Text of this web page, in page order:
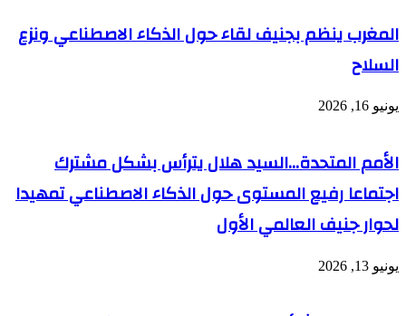
بالكامل
المغرب ينظم بجنيف لقاء حول الذكاء الاصطناعي ونزع
السلاح
يونيو 16, 2026
الأمم المتحدة…السيد هلال يترأس بشكل مشترك
اجتماعا رفيع المستوى حول الذكاء الاصطناعي تمهيدا
لحوار جنيف العالمي الأول
يونيو 13, 2026